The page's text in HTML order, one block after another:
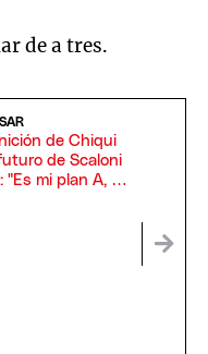
de a tres.
de Chiqui
de Scaloni
"Es mi plan A, B